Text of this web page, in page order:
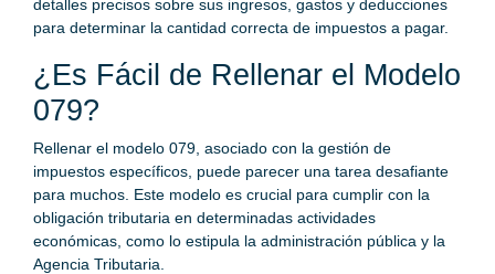
detalles precisos sobre sus ingresos, gastos y deducciones
para determinar la cantidad correcta de impuestos a pagar.
¿Es Fácil de Rellenar el Modelo
079?
Rellenar el modelo 079, asociado con la gestión de
impuestos específicos, puede parecer una tarea desafiante
para muchos. Este modelo es crucial para cumplir con la
obligación tributaria en determinadas actividades
económicas, como lo estipula la administración pública y la
Agencia Tributaria.